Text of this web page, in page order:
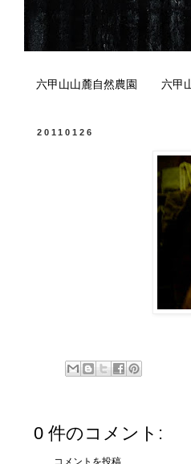
六甲山山麓自然農園 六甲
20110126
0 件のコメント: